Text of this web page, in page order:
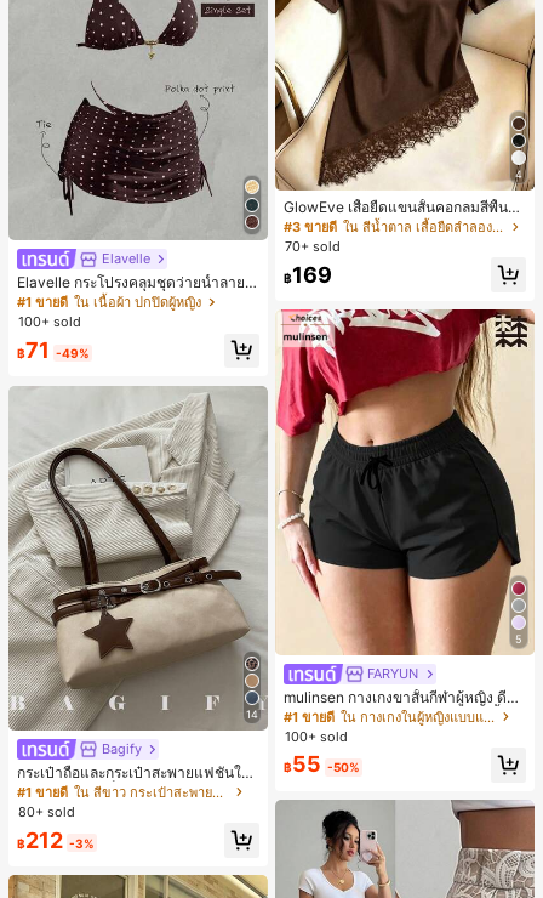
Elavelle
Elavelle กระโปรงคลุมชุดว่ายน้ำลายจุ
ดสำหรับผู้หญิง, กระโปรงคลุมชุดว่าย
น้ำสีน้ำตาลสำหรับเทศกาลฤดูใบไม้ผลิ/
#1 ขายดี ใน เนื้อผ้า ปกปิดผู้หญิง
100+ sold
฿71 -49%
14
Bagify
กระเป๋าถือและกระเป๋าสะพายแฟชั่นให
ม่ ตกแต่งด้วยเข็มขัด เหมาะสำหรับงาน
ปาร์ตี้ การรวมตัว การออกไปข้างนอก ก
ประจำวัน สามารถเก็บเหรียญ โทรศัพท์
านออฟฟิศ นักศึกษามหาวิทยาลัย และ
พนักงานออฟฟิศ กระเป๋าผู้หญิงที่หรูหรา
#1 ขายดี
ใน สีขาว กระเป๋าสะพายผู้หญิง
80+ sold
฿212 -3%
4
GlowEve เสื้อยืดแขนสั้นคอกลมสีพื้นลำ
ลองอเนกประสงค์สำหรับผู้หญิง
#3 ขายดี
ใน สีน้ำตาล เสื้อยืดลำลองพื้นฐาน
70+ sold
฿169
5
FARYUN
mulinsen กางเกงขาสั้นกีฬาผู้หญิง ดีไซ
น์ปลายเปิด เอวยืดหยุ่น กางเกงขาสั้น
ลำลองกีฬาฤดูร้อน ความยาว 3/4
#1 ขายดี
ใน กางเกงในผู้หญิงแบบแอคทีฟ
100+ sold
฿55 -50%